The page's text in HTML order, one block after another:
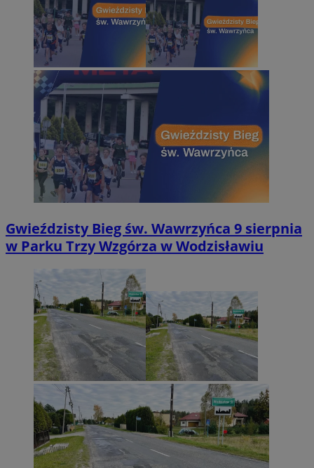
Gwieździsty Bieg św. Wawrzyńca 9 sierpnia
w Parku Trzy Wzgórza w Wodzisławiu